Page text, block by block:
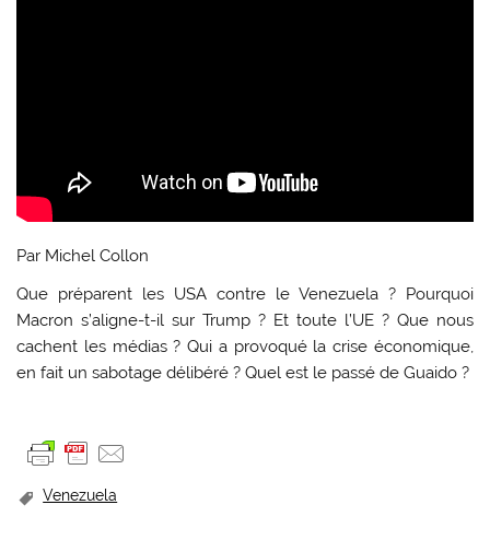
Par Michel Collon
Que préparent les USA contre le Venezuela ? Pourquoi
Macron s’aligne-t-il sur Trump ? Et toute l’UE ? Que nous
cachent les médias ? Qui a provoqué la crise économique,
en fait un sabotage délibéré ? Quel est le passé de Guaido ?
Venezuela